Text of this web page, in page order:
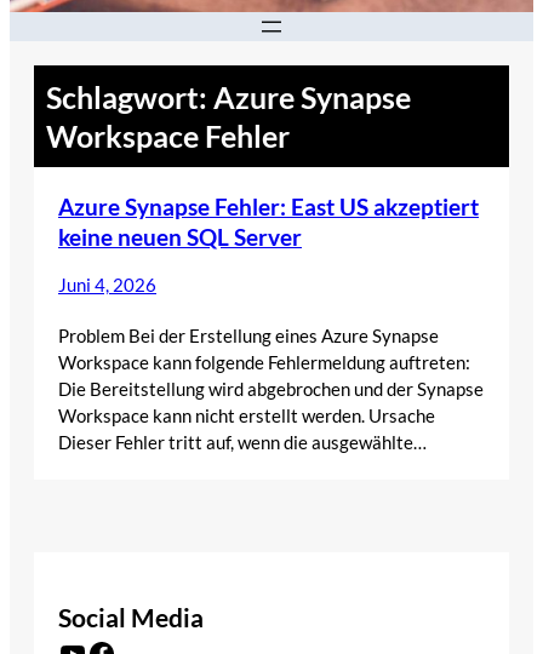
Schlagwort: Azure Synapse
Workspace Fehler
Azure Synapse Fehler: East US akzeptiert
keine neuen SQL Server
Juni 4, 2026
Problem Bei der Erstellung eines Azure Synapse
Workspace kann folgende Fehlermeldung auftreten:
Die Bereitstellung wird abgebrochen und der Synapse
Workspace kann nicht erstellt werden. Ursache
Dieser Fehler tritt auf, wenn die ausgewählte…
Social Media